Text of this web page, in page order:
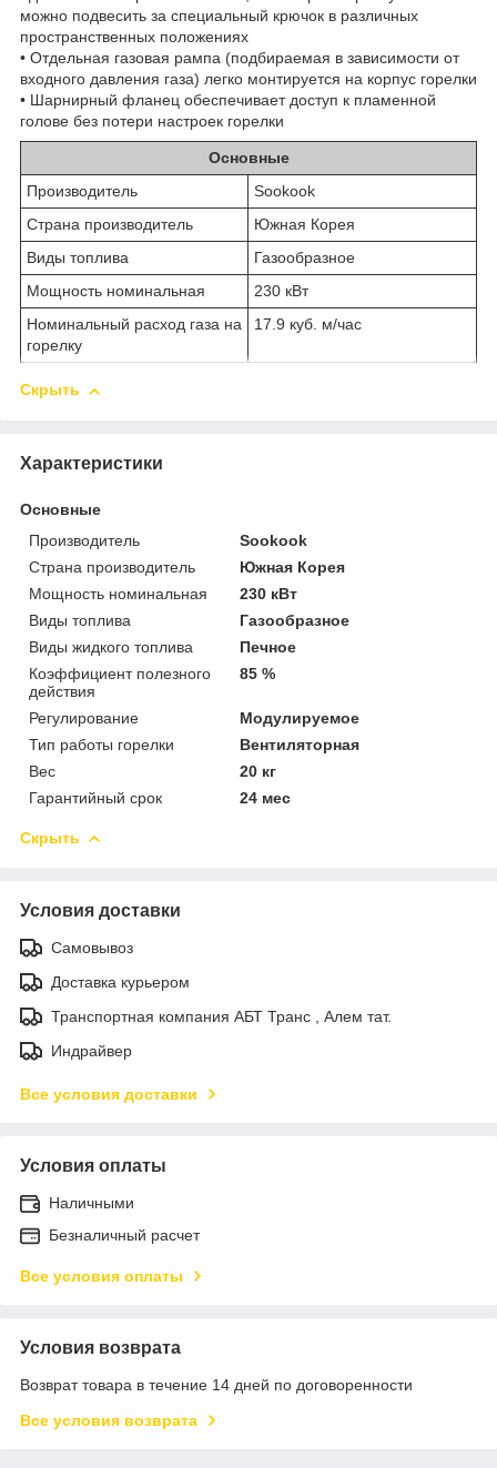
можно подвесить за специальный крючок в различных
пространственных положениях
• Отдельная газовая рампа (подбираемая в зависимости от
входного давления газа) легко монтируется на корпус горелки
• Шарнирный фланец обеспечивает доступ к пламенной
голове без потери настроек горелки
Основные
Производитель
Sookook
Страна производитель
Южная Корея
Виды топлива
Газообразное
Мощность номинальная
230 кВт
Номинальный расход газа на
горелку
17.9 куб. м/час
Скрыть
Характеристики
Основные
Производитель
Sookook
Страна производитель
Южная Корея
Мощность номинальная
230 кВт
Виды топлива
Газообразное
Виды жидкого топлива
Печное
Коэффициент полезного
действия
85 %
Регулирование
Модулируемое
Тип работы горелки
Вентиляторная
Вес
20 кг
Гарантийный срок
24 мес
Скрыть
Условия доставки
Самовывоз
Доставка курьером
Транспортная компания АБТ Транс , Алем тат.
Индрайвер
Все условия доставки
Условия оплаты
Наличными
Безналичный расчет
Все условия оплаты
Условия возврата
Возврат товара в течение 14 дней по договоренности
Все условия возврата